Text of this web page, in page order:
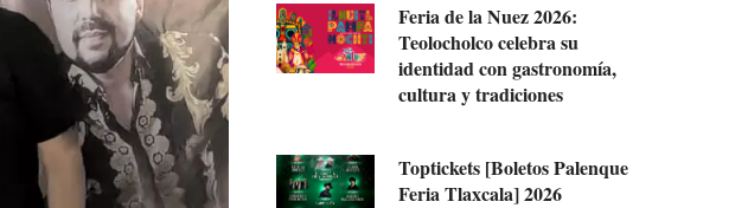
Feria de la Nuez 2026:
Teolocholco celebra su
identidad con gastronomía,
cultura y tradiciones
Toptickets [Boletos Palenque
Feria Tlaxcala] 2026